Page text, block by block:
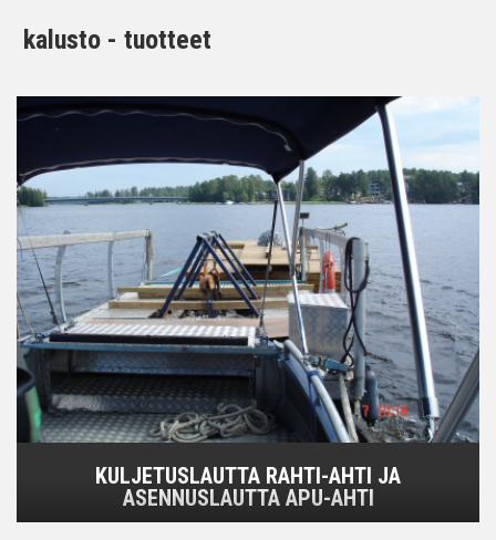
kalusto - tuotteet
KULJETUSLAUTTA RAHTI-AHTI JA
ASENNUSLAUTTA APU-AHTI